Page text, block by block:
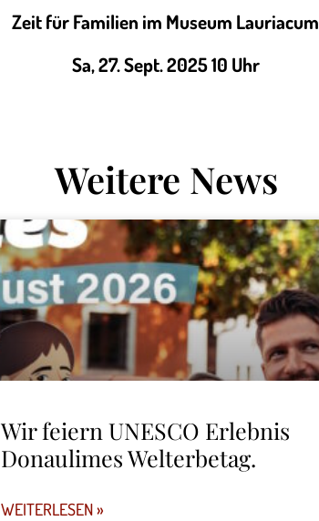
Zeit für Familien im Museum Lauriacum
Sa, 27. Sept.2025 10 Uhr
Weitere News
Wir feiern UNESCO Erlebnis
Donaulimes Welterbetag.
WEITERLESEN »